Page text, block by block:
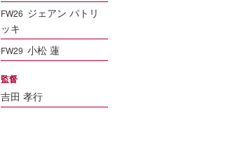
FW26 ジェアン パトリ
ッキ
FW29 小松 蓮
監督
吉田 孝行